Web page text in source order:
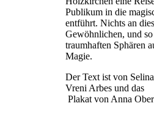
Publikum in die
entführt. Nichts an
Gewöhnlichen, und
traumhaften Sphären
Magie.
Der Text ist von
Vreni Arbes und das
Plakat von Anna